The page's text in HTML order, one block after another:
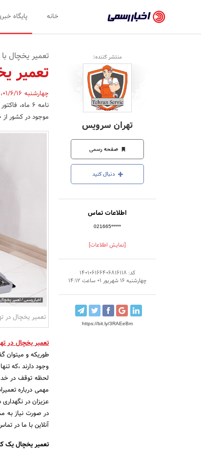
رسمی
-
اخبار
تایید
شده
شرکت‌ها،
سازمان‌ها
و
روابط
عمومی‌ها
خانه پایگاه
منتشر کننده:
تهران سرویس
صفحه رسمی
دنبال کنید
اطلاعات تماس
021665*****
[نمایش اطلاعات]
کد: 140106166406816118
چهارشنبه 16 شهریور 01 ساعت 14:12
https://bit.ly/3RAEeBm
تعمیر یخچال
تعمیر
چهارشنبه 01/6/16
نامه 6
موجود در کشور
تعمیر یخچال در
تعمیر یخچال در
طوریکه و میتوان
لحظه توقف در
مهمی درباره
عزیزان در
در صورت نیاز به
آنلاین با ما در
تعمیر یخچال